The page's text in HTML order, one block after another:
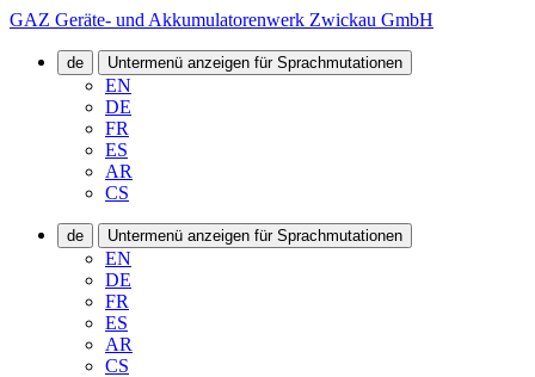
GAZ Geräte- und Akkumulatorenwerk Zwickau GmbH
de Untermenü anzeigen für Sprachmutationen
EN
DE
FR
ES
AR
CS
de Untermenü anzeigen für Sprachmutationen
EN
DE
FR
ES
AR
CS